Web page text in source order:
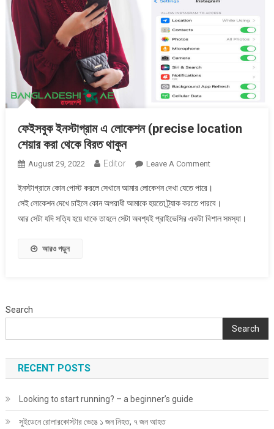
ফেইসবুক ইনস্টাগ্রাম এ লোকেশন (precise location
শেয়ার করা থেকে বিরত থাকুন
August 29, 2022 Editor Leave A CommentOn
ইনস্টাগ্রাম
এ
লোকেশন
থাকুন
ইনস্টাগ্রামে কোন পোস্ট করলে সেখানে আমার লোকেশন দেখা যেতে পারে।
সেই লোকেশন দেখে চাইলে কোন অপরাধী আমাকে হয়তো ট্র্যাক করতে পারবে।
আর সেটা যদি সত্যি হয়ে থাকে তাহলে সেটা অবশ্যই প্রাইভেসির একটা বিশাল সমস্যা।
আরও পড়ুন
Search
Search
RECENT POSTS
Looking to start running? – a beginner’s guide
সুইডেনে রোলারকোস্টার ভেঙে ১ জন নিহত, ৭ জন আহত